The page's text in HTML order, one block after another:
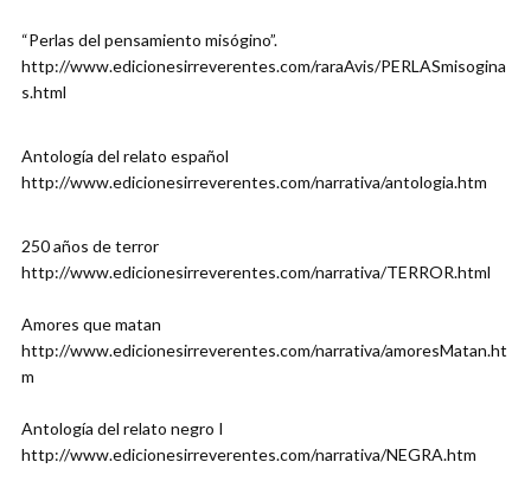
“Perlas del pensamiento misógino”.
http://www.edicionesirreverentes.com/raraAvis/PERLASmisogina
s.html
Antología del relato español
http://www.edicionesirreverentes.com/narrativa/antologia.htm
250 años de terror
http://www.edicionesirreverentes.com/narrativa/TERROR.html
Amores que matan
http://www.edicionesirreverentes.com/narrativa/amoresMatan.ht
m
Antología del relato negro I
http://www.edicionesirreverentes.com/narrativa/NEGRA.htm